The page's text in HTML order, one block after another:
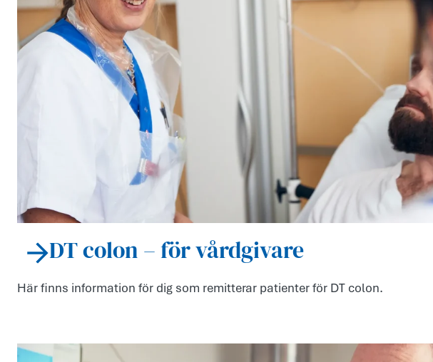
DT colon – för vårdgivare
Här finns information för dig som remitterar patienter för DT colon.